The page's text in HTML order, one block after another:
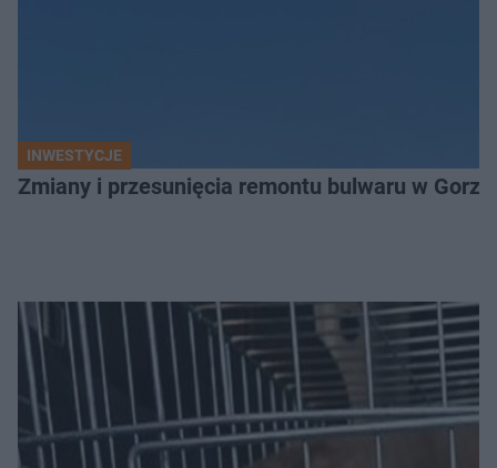
INWESTYCJE
Zmiany i przesunięcia remontu bulwaru w